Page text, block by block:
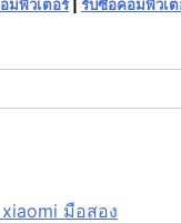
มพิวเตอร์| รับซื้อคอมพิวเต
มือสอง